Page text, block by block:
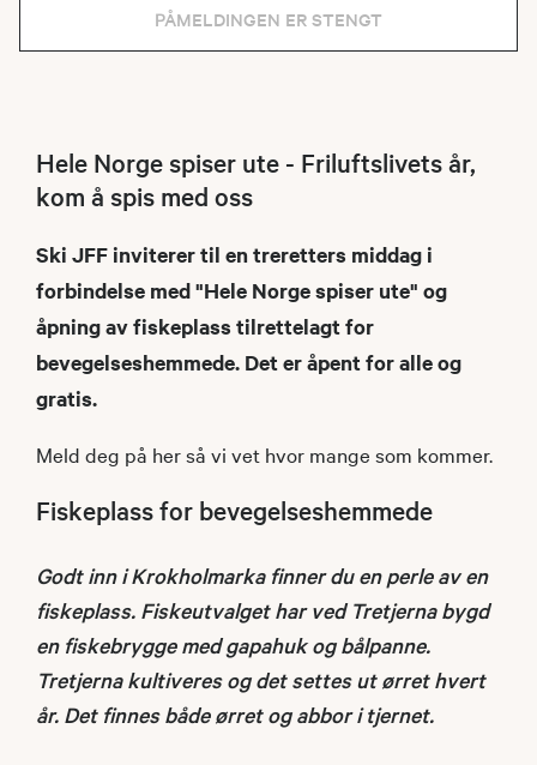
PÅMELDINGEN ER STENGT
Hele Norge spiser ute - Friluftslivets år,
kom å spis med oss
Ski JFF inviterer til en treretters middag i
forbindelse med "Hele Norge spiser ute" og
åpning av fiskeplass tilrettelagt for
bevegelseshemmede. Det er åpent for alle og
gratis.
Meld deg på her så vi vet hvor mange som kommer.
Fiskeplass for bevegelseshemmede
Godt inn i Krokholmarka finner du en perle av en
fiskeplass. Fiskeutvalget har ved Tretjerna bygd
en fiskebrygge med gapahuk og bålpanne.
Tretjerna kultiveres og det settes ut ørret hvert
år. Det finnes både ørret og abbor i tjernet.